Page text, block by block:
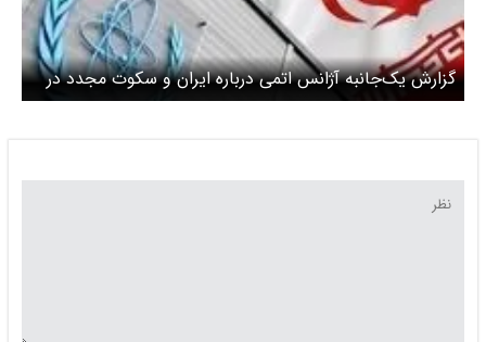
گزارش یک‌جانبه آژانس اتمی درباره ایران و سکوت مجدد در
برابر تروریسم هسته‌ای